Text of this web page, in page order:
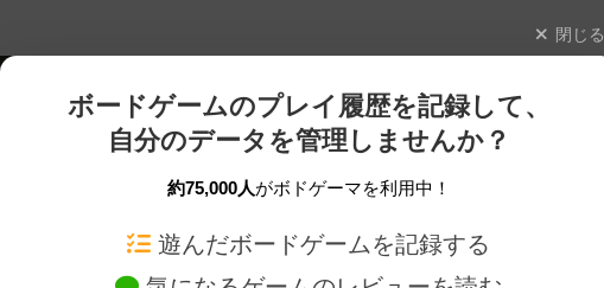
閉じる
ボードゲームのプレイ履歴を記録して、
自分のデータを管理しませんか？
約75,000人がボドゲーマを利用中！
遊んだボードゲームを記録する